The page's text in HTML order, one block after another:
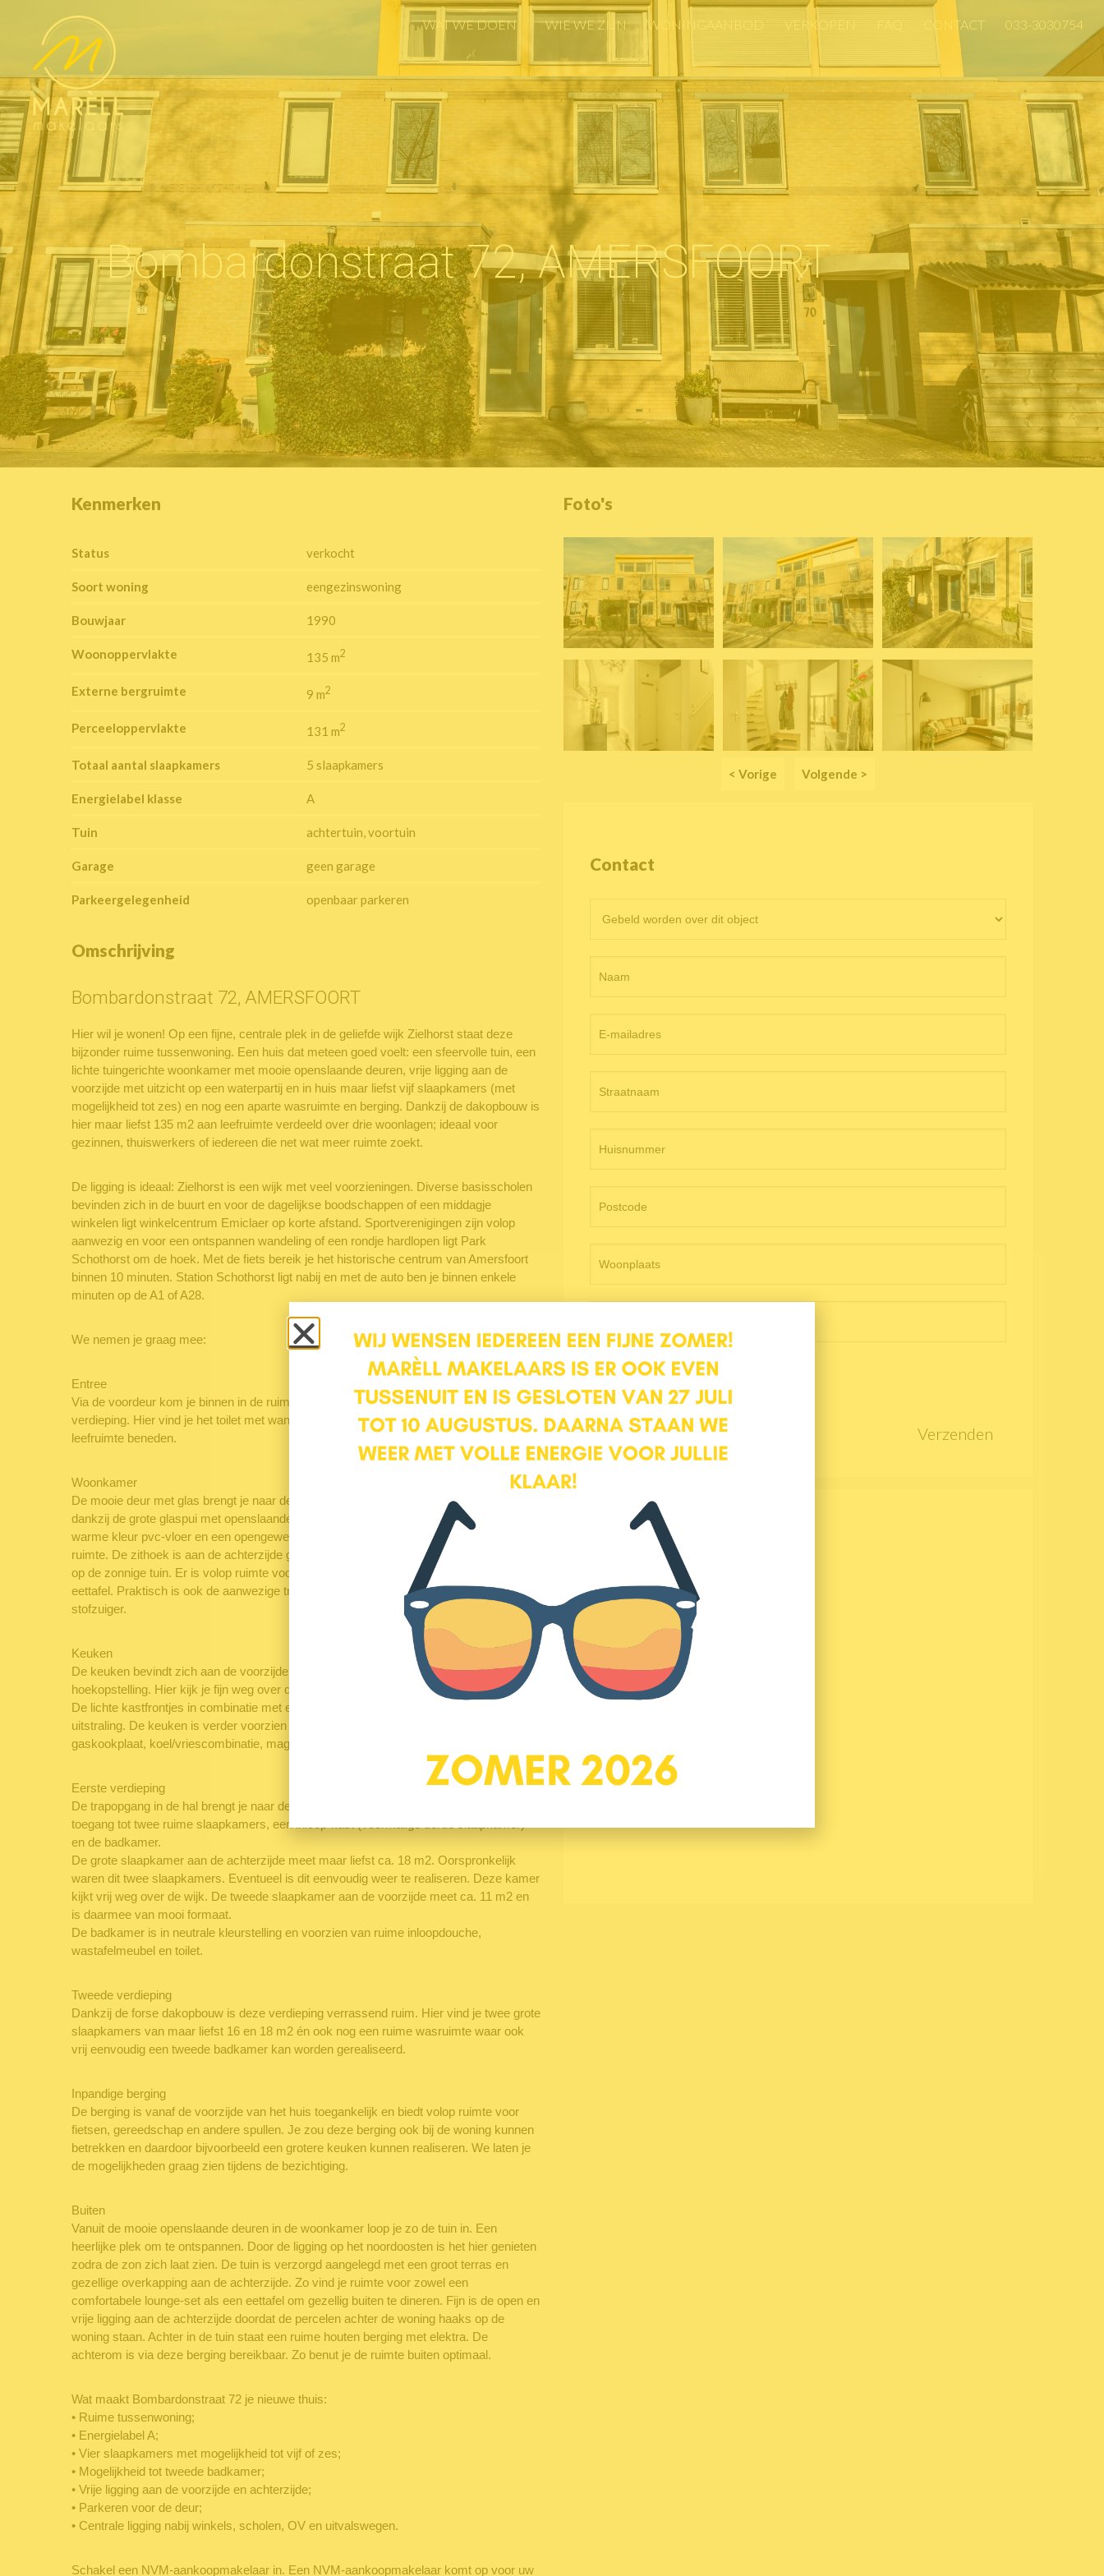
WAT WE DOEN WIE WE ZIJN WONINGAANBOD VERKOPEN CONTACT 033-3030754
WAT WE DOEN WIE WE ZIJN WONINGAANBOD VERKOPEN CONTACT 033-3030754
Bombardonstraat 72, AMERSFOORT
Kenmerken
Status verkocht
Soort woning eengezinswoning
Bouwjaar 1990
Woonoppervlakte 135 m2
Externe bergruimte 9 m2
Perceeloppervlakte 131 m2
Totaal aantal slaapkamers 5 slaapkamers
Energielabel klasse A
Tuin achtertuin, voortuin
Garage geen garage
Parkeergelegenheid openbaar parkeren
Omschrijving
Bombardonstraat 72, AMERSFOORT
Hier wil je wonen! Op een fijne, centrale plek in de geliefde wijk Zielhorst staat deze
bijzonder ruime tussenwoning. Een huis dat meteen goed voelt: een sfeervolle tuin, een
lichte tuingerichte woonkamer met mooie openslaande deuren, vrije ligging aan de
voorzijde met uitzicht op een waterpartij en in huis maar liefst vijf slaapkamers (met
mogelijkheid tot zes) en nog een aparte wasruimte en berging. Dankzij de dakopbouw is
hier maar liefst 135 m2 aan leefruimte verdeeld over drie woonlagen; ideaal voor
gezinnen, thuiswerkers of iedereen die net wat meer ruimte zoekt.
De ligging is ideaal: Zielhorst is een wijk met veel voorzieningen. Diverse basisscholen
bevinden zich in de buurt en voor de dagelijkse boodschappen of een middagje
winkelen ligt winkelcentrum Emiclaer op korte afstand. Sportverenigingen zijn volop
aanwezig en voor een ontspannen wandeling of een rondje hardlopen ligt Park
Schothorst om de hoek. Met de fiets bereik je het historische centrum van Amersfoort
binnen 10 minuten. Station Schothorst ligt nabij en met de auto ben je binnen enkele
minuten op de A1 of A28.
We nemen je graag mee:
Entree
Via de voordeur kom je binnen in de ruime hal met trapopgang naar de eerste
verdieping. Hier vind je het toilet met wandcloset, de meterkast en toegang tot de
leefruimte beneden.
Woonkamer
De mooie deur met glas brengt je naar de woonkamer. Deze tuingerichte woonkamer is
dankzij de grote glaspui met openslaande deuren aan de achtergevel heerlijk licht. De
warme kleur pvc-vloer en een opengewerkte steens-muur geven instant sfeer aan de
ruimte. De zithoek is aan de achterzijde gesitueerd, waardoor je vanaf de bank uitkijkt
op de zonnige tuin. Er is volop ruimte voor een royale hoekbank en een gezellige
eettafel. Praktisch is ook de aanwezige trapkast voor het herbergen van voorraad en
stofzuiger.
Keuken
De keuken bevindt zich aan de voorzijde van de woning en is uitgevoerd in een slimme
hoekopstelling. Hier kijk je fijn weg over de straat naar de waterpartij aan de overzijde.
De lichte kastfrontjes in combinatie met een houtlook blad geven de keuken een rustige
uitstraling. De keuken is verder voorzien van diverse inbouwapparatuur, waaronder een
gaskookplaat, koel/vriescombinatie, magnetron en vaatwasser.
Eerste verdieping
De trapopgang in de hal brengt je naar de overloop van de eerste verdieping met
toegang tot twee ruime slaapkamers, een inloop-kast (voormalige derde slaapkamer)
en de badkamer.
De grote slaapkamer aan de achterzijde meet maar liefst ca. 18 m2. Oorspronkelijk
waren dit twee slaapkamers. Eventueel is dit eenvoudig weer te realiseren. Deze kamer
kijkt vrij weg over de wijk. De tweede slaapkamer aan de voorzijde meet ca. 11 m2 en
is daarmee van mooi formaat.
De badkamer is in neutrale kleurstelling en voorzien van ruime inloopdouche,
wastafelmeubel en toilet.
Tweede verdieping
Dankzij de forse dakopbouw is deze verdieping verrassend ruim. Hier vind je twee grote
slaapkamers van maar liefst 16 en 18 m2 én ook nog een ruime wasruimte waar ook
vrij eenvoudig een tweede badkamer kan worden gerealiseerd.
Inpandige berging
De berging is vanaf de voorzijde van het huis toegankelijk en biedt volop ruimte voor
fietsen, gereedschap en andere spullen. Je zou deze berging ook bij de woning kunnen
betrekken en daardoor bijvoorbeeld een grotere keuken kunnen realiseren. We laten je
de mogelijkheden graag zien tijdens de bezichtiging.
Buiten
Vanuit de mooie openslaande deuren in de woonkamer loop je zo de tuin in. Een
heerlijke plek om te ontspannen. Door de ligging op het noordoosten is het hier genieten
zodra de zon zich laat zien. De tuin is verzorgd aangelegd met een groot terras en
gezellige overkapping aan de achterzijde. Zo vind je ruimte voor zowel een
comfortabele lounge-set als een eettafel om gezellig buiten te dineren. Fijn is de open en
vrije ligging aan de achterzijde doordat de percelen achter de woning haaks op de
woning staan. Achter in de tuin staat een ruime houten berging met elektra. De
achterom is via deze berging bereikbaar. Zo benut je de ruimte buiten optimaal.
Wat maakt Bombardonstraat 72 je nieuwe thuis:
• Ruime tussenwoning;
• Energielabel A;
• Vier slaapkamers met mogelijkheid tot vijf of zes;
• Mogelijkheid tot tweede badkamer;
• Vrije ligging aan de voorzijde en achterzijde;
• Parkeren voor de deur;
• Centrale ligging nabij winkels, scholen, OV en uitvalswegen.
Schakel een NVM-aankoopmakelaar in. Een NVM-aankoopmakelaar komt op voor uw
Foto's
< Vorige Volgende >
Contact
objectpagina
Ochtend
Middag
Verzenden